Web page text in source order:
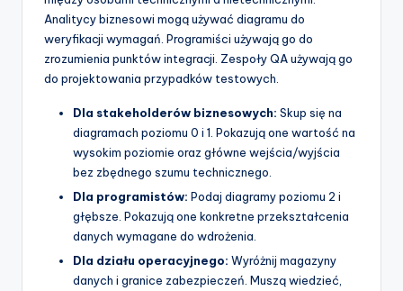
Analitycy biznesowi mogą używać diagramu do
weryfikacji wymagań. Programiści używają go do
zrozumienia punktów integracji. Zespoły QA używają go
do projektowania przypadków testowych.
Dla stakeholderów biznesowych: Skup się na
diagramach poziomu 0 i 1. Pokazują one wartość na
wysokim poziomie oraz główne wejścia/wyjścia
bez zbędnego szumu technicznego.
Dla programistów: Podaj diagramy poziomu 2 i
głębsze. Pokazują one konkretne przekształcenia
danych wymagane do wdrożenia.
Dla działu operacyjnego: Wyróżnij magazyny
danych i granice zabezpieczeń. Muszą wiedzieć,